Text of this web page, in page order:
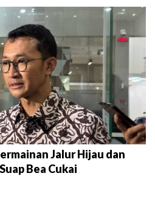
Jalur Hijau dan
Bea Cukai